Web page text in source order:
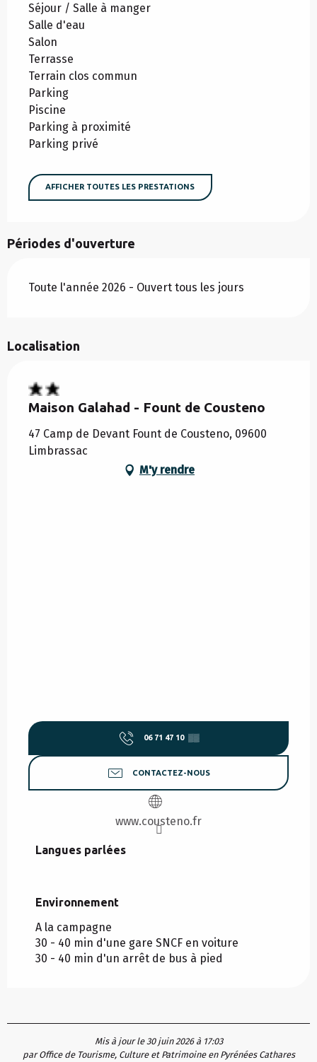
Séjour / Salle à manger
Salle d'eau
Salon
Terrasse
Terrain clos commun
Parking
Piscine
Parking à proximité
Parking privé
AFFICHER TOUTES LES PRESTATIONS
Périodes d'ouverture
Toute l'année 2026 - Ouvert tous les jours
Localisation
Maison Galahad - Fount de Cousteno
47 Camp de Devant Fount de Cousteno, 09600
Limbrassac
M'y rendre
06 71 47 10 ▒▒
CONTACTEZ-NOUS
www.cousteno.fr
Langues parlées
Langues parlées
Environnement
Environnement
A la campagne
30 - 40 min d'une gare SNCF en voiture
30 - 40 min d'un arrêt de bus à pied
Mis à jour le 30 juin 2026 à 17:03
par Office de Tourisme, Culture et Patrimoine en Pyrénées Cathares